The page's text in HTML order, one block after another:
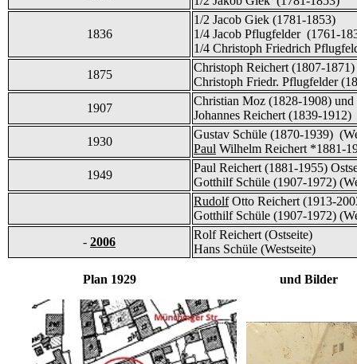
1836
1/2 Jacob Giek (1781-1853)
1/4 Jacob Pflugfelder (1761-
1/4 Christoph Friedrich
1875
Christoph Reichert (1807-1871)
Christoph Friedr. Pflugfelder
1907
Christian Moz (1828-1908) und
Johannes Reichert (1839-1912)
1930
Gustav Schüle (1870-1939)
Paul Wilhelm Reichert *1881-
1949
Paul Reichert (1881-1955)
Gotthilf Schüle (1907-1972)
RudolfOtto Reichert (1913-
Gotthilf Schüle (1907-1972)
- 2006
Rolf Reichert (Ostseite)
Hans Schüle (Westseite)
Plan 1929 und Bilder